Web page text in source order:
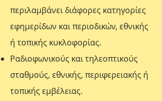
περιλαμβάνει διάφορες κατηγορίες
εφημερίδων και περιοδικών, εθνικής
ή τοπικής κυκλοφορίας.
Ραδιοφωνικούς και τηλεοπτικούς
σταθμούς, εθνικής, περιφερειακής ή
τοπικής εμβέλειας.